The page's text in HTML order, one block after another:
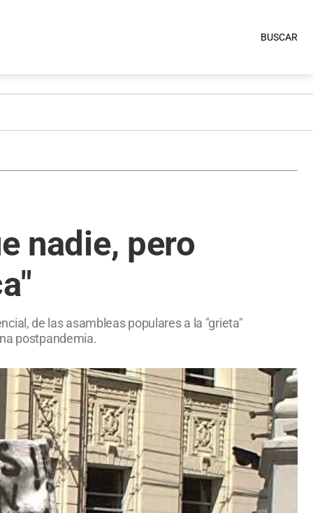
BUSCAR
nadie, pero
de las asambleas populares a la "grieta"
postpandemia.